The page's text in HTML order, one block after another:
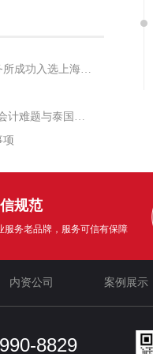
去专业服务联盟第二批
的“资本与收益”之争
规范
服务老品牌，服务可信有保障
内资公司 案例展示
8829